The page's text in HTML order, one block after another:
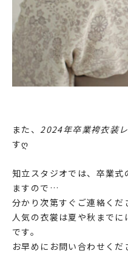
また、 2024年卒業袴衣装
すღ
知立スタジオでは、卒業式
ますので…
分かり次第すぐご連絡くだ
人気の衣裳は夏や秋まで
です。
お早めにお問い合わせく